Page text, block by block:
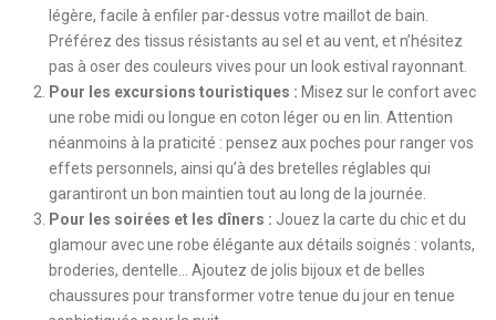
légère, facile à enfiler par-dessus votre maillot de bain.
Préférez des tissus résistants au sel et au vent, et n’hésitez
pas à oser des couleurs vives pour un look estival rayonnant.
Pour les excursions touristiques : Misez sur le confort avec
une robe midi ou longue en coton léger ou en lin. Attention
néanmoins à la praticité : pensez aux poches pour ranger vos
effets personnels, ainsi qu’à des bretelles réglables qui
garantiront un bon maintien tout au long de la journée.
Pour les soirées et les dîners : Jouez la carte du chic et du
glamour avec une robe élégante aux détails soignés : volants,
broderies, dentelle… Ajoutez de jolis bijoux et de belles
chaussures pour transformer votre tenue du jour en tenue